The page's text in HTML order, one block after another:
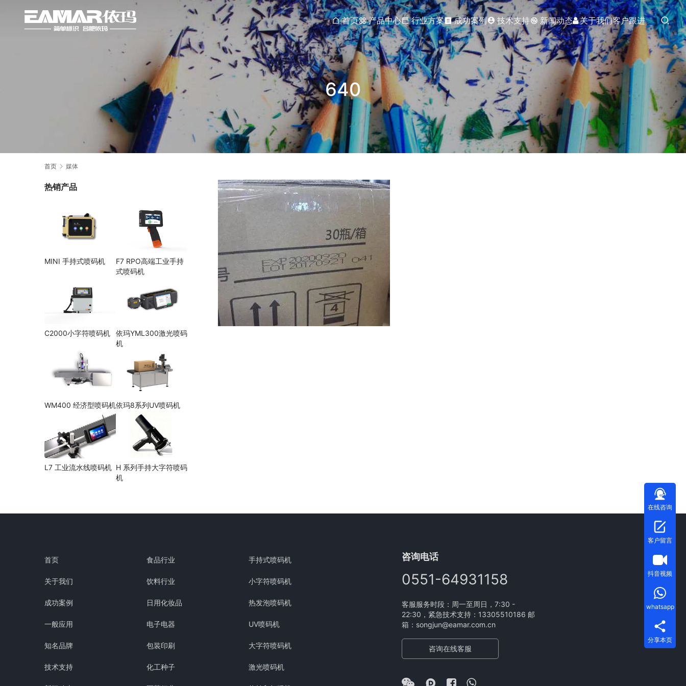
首页 产品中心 行业方案 成功案例 技术支持 新闻动态 关于我们客户跟进
640
首页 媒体
热销产品
MINI 手持式喷码机
F7 RPO高端工业手持
式喷码机
C2000小字符喷码机
依玛YML300激光喷码
机
WM400 经济型喷码机依玛8系列UV喷码机
L7 工业流水线喷码机 H 系列手持大字符喷码
机
首页
关于我们
成功案例
一般应用
知名品牌
技术支持
食品行业
饮料行业
日用化妆品
电子电器
包装印刷
化工种子
手持式喷码机
小字符喷码机
热发泡喷码机
UV喷码机
大字符喷码机
激光喷码机
咨询电话
0551-64931158
客服服务时段：周一至周日，7:30 -
22:30，紧急技术支持：13305510186 邮
箱：songjun@eamar.com.cn
咨询在线客服
在线咨询
客户留言
抖音视频
whatsapp
分享本页